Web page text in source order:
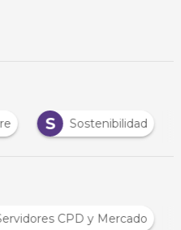
S Sostenibilidad
Servidores CPD y Mercado